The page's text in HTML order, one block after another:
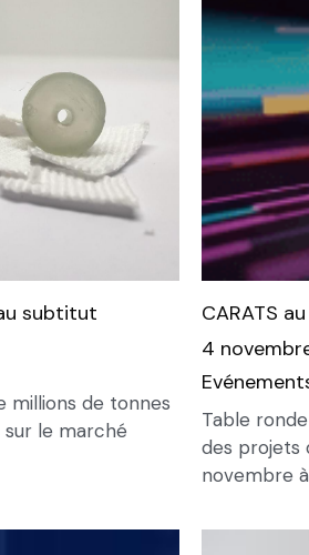
subtitut
millions de tonnes
le marché
CARATS
4
Table
des projets
novembre à